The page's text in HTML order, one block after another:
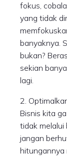
fokus,
yang tidak
banyaknya.
bukan?
sekian
lagi.
2.
Bisnis kita
tidak melalui
jangan